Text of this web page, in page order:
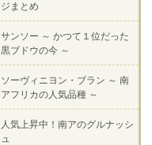
ジまとめ
サンソー ～ かつて１位だった
黒ブドウの今 ～
ソーヴィニヨン・ブラン ～ 南
アフリカの人気品種 ～
人気上昇中！南アのグルナッシ
ュ